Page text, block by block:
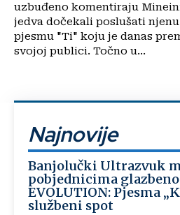
uzbuđeno komentiraju
jedva dočekali poslušati
pjesmu "Ti" koju je danas
svojoj publici. Točno u...
Najnovije
Banjolučki Ultrazvuk
pobjednicima
EVOLUTION: Pjesma
službeni spot